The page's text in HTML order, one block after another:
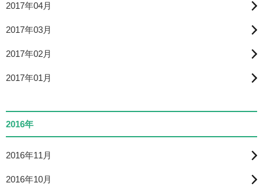
2017年04月
2017年03月
2017年02月
2017年01月
2016年
2016年11月
2016年10月